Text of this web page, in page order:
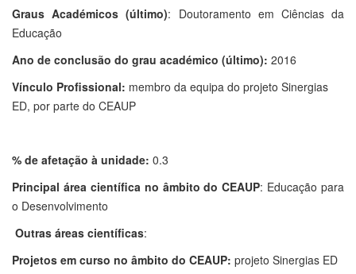
Graus Académicos (último): Doutoramento em Ciências da
Educação
Ano de conclusão do grau académico (último): 2016
Vínculo Profissional: membro da equipa do projeto Sinergias
ED, por parte do CEAUP
% de afetação à unidade: 0.3
Principal área científica no âmbito do CEAUP: Educação para
o Desenvolvimento
Outras áreas científicas:
Projetos em curso no âmbito do CEAUP: projeto Sinergias ED